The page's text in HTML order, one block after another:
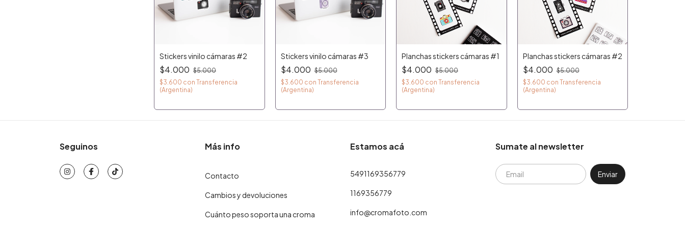
Stickers vinilo cámaras #2
$4.000 $5.000
$3.600 con Transferencia
(Argentina)
Stickers vinilo cámaras #3
$4.000 $5.000
$3.600 con Transferencia
(Argentina)
Planchas stickers cámaras #1
$4.000 $5.000
$3.600 con Transferencia
(Argentina)
Planchas stickers cámaras #2
$4.000 $5.000
$3.600 con Transferencia
(Argentina)
Seguinos Más info
Contacto
Cambios y devoluciones
Cuánto peso soporta una croma
Estamos acá
5491169356779
1169356779
info@cromafoto.com
Sumate al newsletter